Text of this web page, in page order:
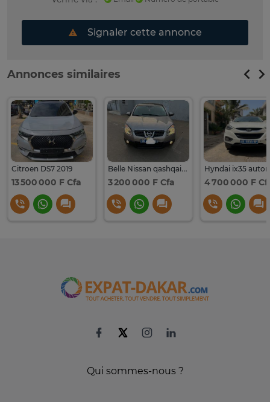
Signaler cette annonce
Annonces similaires
Citroen DS7 2019
13 500 000 F Cfa
Belle Nissan qashqai diesel manual ECHANGE possible
3 200 000 F Cfa 4 700 000 F
Qui sommes-nous ?